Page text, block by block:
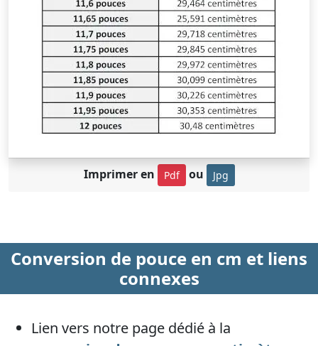
Imprimer en Pdf ou Jpg
Conversion de pouce en cm et liens
connexes
Lien vers notre page dédié à la